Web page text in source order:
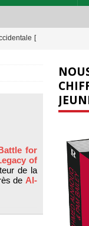
[
les
ainsi la
for
of
de la
de Al-